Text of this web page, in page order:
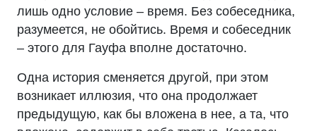
лишь одно условие – время. Без собеседника,
разумеется, не обойтись. Время и собеседник
– этого для Гауфа вполне достаточно.
Одна история сменяется другой, при этом
возникает иллюзия, что она продолжает
предыдущую, как бы вложена в нее, а та, что